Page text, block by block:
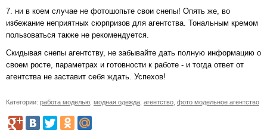
7. ни в коем случае не фотошопьте свои снепы! Опять же, во
избежание неприятных сюрпризов для агентства. Тональным кремом
пользоваться также не рекомендуется.
Скидывая снепы агентству, не забывайте дать полную информацию о
своем росте, параметрах и готовности к работе - и тогда ответ от
агентства не заставит себя ждать. Успехов!
Категории: работа моделью модная одежда агентство фото модельное агентство